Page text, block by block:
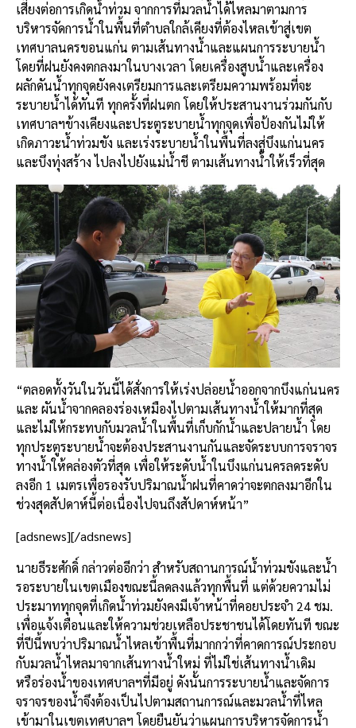
เสี่ยงต่อการเกิดน้ำท่วม จากการที่มวลน้ำได้ไหลมาตามการ
บริหารจัดการน้ำในพื้นที่ตำบลใกล้เคียงที่ต้องไหลเข้าสู่เขต
เทศบาลนครขอนแก่น ตามเส้นทางน้ำและแผนการระบายน้ำ
โดยที่ฝนยังคงตกลงมาในบางเวลา โดยเครื่องสูบน้ำและเครื่อง
ผลักดันน้ำทุกจุดยังคงเตรียมการและเตรียมความพร้อมที่จะ
ระบายน้ำได้ทันที ทุกครั้งที่ฝนตก โดยให้ประสานงานร่วมกันกับ
เทศบาลฯข้างเคียงและประตูระบายน้ำทุกจุดเพื่อป้องกันไม่ให้
เกิดภาวะน้ำท่วมขัง และเร่งระบายน้ำในพื้นที่ลงสู่บึงแก่นนคร
และบึงทุ่งสร้าง ไปลงไปยังแม่น้ำชี ตามเส้นทางน้ำให้เร็วที่สุด
“ตลอดทั้งวันในวันนี้ได้สั่งการให้เร่งปล่อยน้ำออกจากบึงแก่นนคร
และ ผันน้ำจากคลองร่องเหมืองไปตามเส้นทางน้ำให้มากที่สุด
และไม่ให้กระทบกับมวลน้ำในพื้นที่เก็บกักน้ำและปลายน้ำ โดย
ทุกประตูระบายน้ำจะต้องประสานงานกันและจัดระบบการจราจร
ทางน้ำให้คล่องตัวที่สุด เพื่อให้ระดับน้ำในบึงแก่นนครลดระดับ
ลงอีก 1 เมตรเพื่อรองรับปริมาณน้ำฝนที่คาดว่าจะตกลงมาอีกใน
ช่วงสุดสัปดาห์นี้ต่อเนื่องไปจนถึงสัปดาห์หน้า”
[adsnews][/adsnews]
นายธีระศักดิ์ กล่าวต่ออีกว่า สำหรับสถานการณ์น้ำท่วมขังและน้ำ
รอระบายในเขตเมืองขณะนี้ลดลงแล้วทุกพื้นที่ แต่ด้วยความไม่
ประมาททุกจุดที่เกิดน้ำท่วมยังคงมีเจ้าหน้าที่คอยประจำ 24 ชม.
เพื่อแจ้งเตือนและให้ความช่วยเหลือประชาชนได้โดยทันที ขณะ
ที่ปีนี้พบว่าปริมาณน้ำไหลเข้าพื้นที่มากกว่าที่คาดการณ์ประกอบ
กับมวลน้ำไหลมาจากเส้นทางน้ำใหม่ ที่ไม่ใช่เส้นทางน้ำเดิม
หรือร่องน้ำของเทศบาลฯที่มีอยู่ ดังนั้นการระบายน้ำและจัดการ
จราจรของน้ำจึงต้องเป็นไปตามสถานการณ์และมวลน้ำที่ไหล
เข้ามาในเขตเทศบาลฯ โดยยืนยันว่าแผนการบริหารจัดการน้ำ